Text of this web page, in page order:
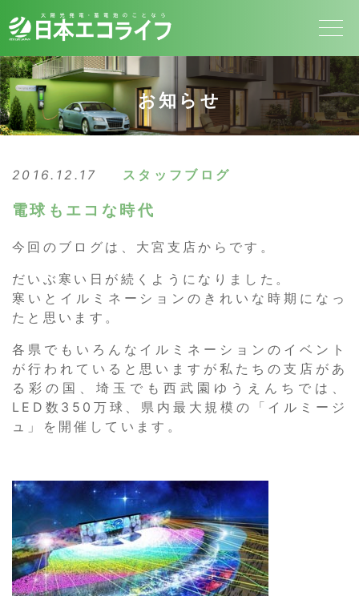
お知らせ
2016.12.17 スタッフブログ
電球もエコな時代
今回のブログは、大宮支店からです。
だいぶ寒い日が続くようになりました。
寒いとイルミネーションのきれいな時期になっ
たと思います。
各県でもいろんなイルミネーションのイベント
が行われていると思いますが私たちの支店があ
る彩の国、埼玉でも西武園ゆうえんちでは、
LED数350万球、県内最大規模の「イルミージ
ュ」を開催しています。